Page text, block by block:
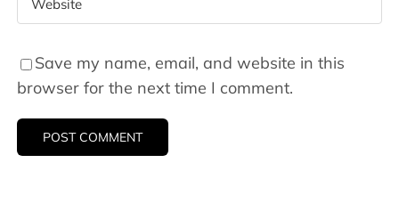
Save my name, email, and website in this
browser for the next time I comment.